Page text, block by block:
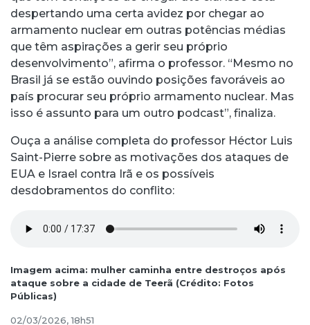
despertando uma certa avidez por chegar ao
armamento nuclear em outras potências médias
que têm aspirações a gerir seu próprio
desenvolvimento”, afirma o professor. “Mesmo no
Brasil já se estão ouvindo posições favoráveis ao
país procurar seu próprio armamento nuclear. Mas
isso é assunto para um outro podcast”, finaliza.
Ouça a análise completa do professor Héctor Luis
Saint-Pierre sobre as motivações dos ataques de
EUA e Israel contra Irã e os possíveis
desdobramentos do conflito:
Imagem acima: mulher caminha entre destroços após
ataque sobre a cidade de Teerã (Crédito: Fotos
Públicas)
02/03/2026, 18h51